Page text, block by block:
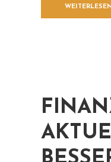
WEITERLESEN